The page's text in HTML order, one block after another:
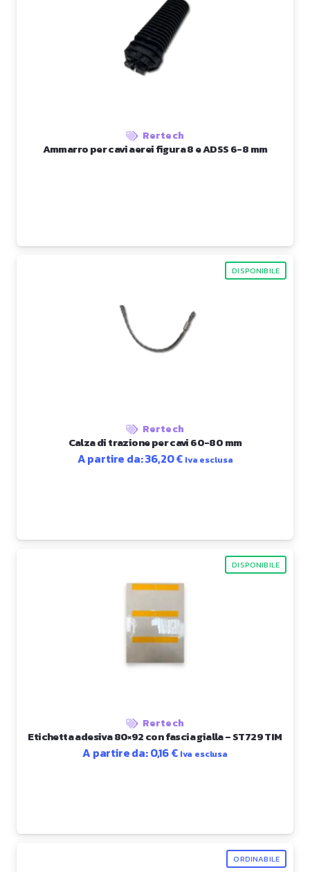
Rertech
Ammarro per cavi aerei figura 8 e ADSS 6-8 mm
DISPONIBILE
Rertech
Calza di trazione per cavi 60-80 mm
A partire da:36,20€ Iva esclusa
DISPONIBILE
Rertech
Etichetta adesiva 80×92 con fascia gialla – ST729 TIM
A partire da:0,16€ Iva esclusa
ORDINABILE